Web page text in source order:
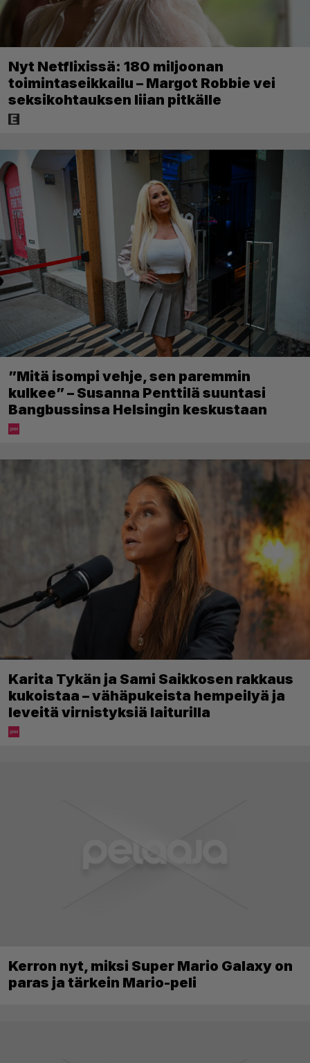
Nyt Netflixissä: 180 miljoonan
toimintaseikkailu – Margot Robbie vei
seksikohtauksen liian pitkälle
”Mitä isompi vehje, sen paremmin
kulkee” – Susanna Penttilä suuntasi
Bangbussinsa Helsingin keskustaan
Karita Tykän ja Sami Saikkosen rakkaus
kukoistaa – vähäpukeista hempeilyä ja
leveitä virnistyksiä laiturilla
Kerron nyt, miksi Super Mario Galaxy on
paras ja tärkein Mario-peli